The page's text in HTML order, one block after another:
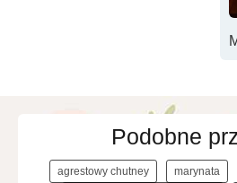
Podobne
agrestowy chutney marynata